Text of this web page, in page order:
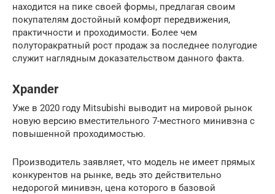
находится на пике своей формы, предлагая своим
покупателям достойный комфорт передвижения,
практичности и проходимости. Более чем
полуторакратный рост продаж за последнее полугодие
служит наглядным доказательством данного факта.
Xpander
Уже в 2020 году Mitsubishi выводит на мировой рынок
новую версию вместительного 7-местного минивэна с
повышенной проходимостью.
Производитель заявляет, что модель не имеет прямых
конкурентов на рынке, ведь это действительно
недорогой минивэн, цена которого в базовой